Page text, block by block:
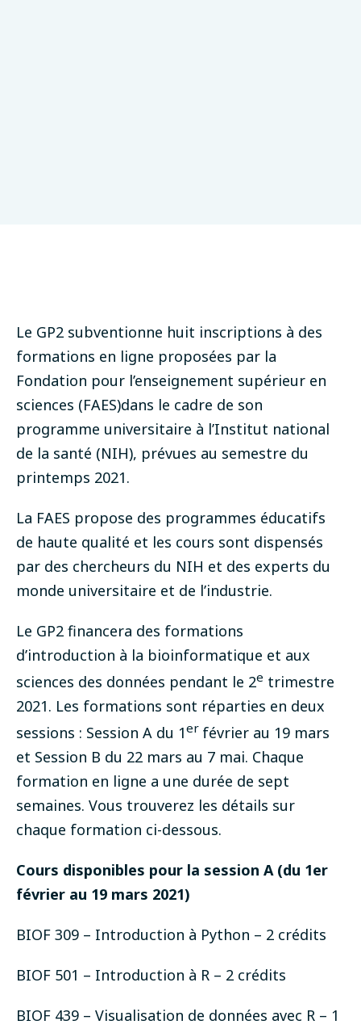
Le GP2 subventionne huit inscriptions à des
formations en ligne proposées par la
Fondation pour l’enseignement supérieur en
sciences (FAES)dans le cadre de son
programme universitaire à l’Institut national
de la santé (NIH), prévues au semestre du
printemps 2021.
La FAES propose des programmes éducatifs
de haute qualité et les cours sont dispensés
par des chercheurs du NIH et des experts du
monde universitaire et de l’industrie.
Le GP2 financera des formations
d’introduction à la bioinformatique et aux
sciences des données pendant le 2e trimestre
2021. Les formations sont réparties en deux
sessions : Session A du 1er février au 19 mars
et Session B du 22 mars au 7 mai. Chaque
formation en ligne a une durée de sept
semaines. Vous trouverez les détails sur
chaque formation ci-dessous.
Cours disponibles pour la session A (du 1er
février au 19 mars 2021)
BIOF 309 – Introduction à Python – 2 crédits
BIOF 501 – Introduction à R – 2 crédits
BIOF 439 – Visualisation de données avec R – 1